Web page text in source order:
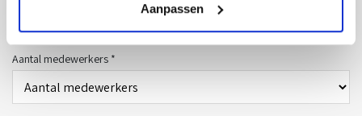
Aanpassen
Aantal medewerkers *